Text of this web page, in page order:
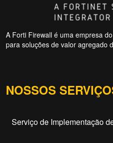
A Forti Firewall é uma empresa
para soluções de valor agregado
NOSSOS
Serviço de Implementação